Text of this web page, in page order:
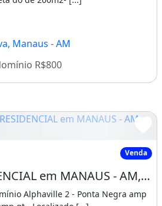
Manaus - AM
R$800
em MANAUS - AM,Venda
TERRENO RESIDENCIAL em MANAUS - AM, PONTA NEGRA - ALPHAVILLE 2
Alphaville 2 - Ponta Negra amp